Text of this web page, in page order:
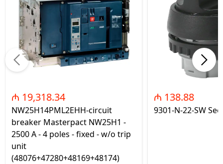
₼ 19,318.34
NW25H14PML2EHH-circuit
breaker Masterpact NW25H1 -
2500 A - 4 poles - fixed - w/o trip
unit
(48076+47280+48169+48174)
₼ 138.88
9301-N-22-SW